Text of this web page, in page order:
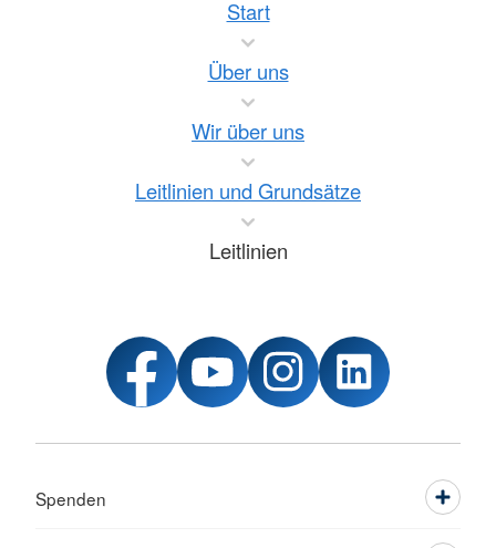
Start
Über uns
Wir über uns
Leitlinien und Grundsätze
Leitlinien
Spenden